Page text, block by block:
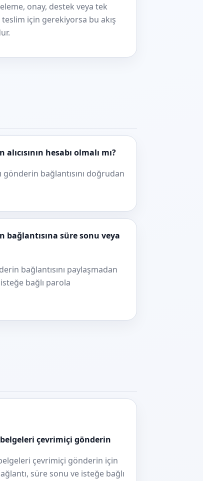
onay, destek veya tek
için gerekiyorsa bu akış
hesabı olmalı mı?
gönderin bağlantısını doğrudan
bağlantısına süre sonu veya
bağlantısını paylaşmadan
bağlı parola
çevrimiçi gönderin
çevrimiçi gönderin için
süre sonu ve isteğe bağlı